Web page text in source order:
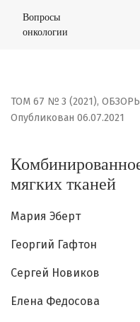
Комбинированное
Вопросы
онкологии
ТОМ 67 № 3 (2021),
мягких тканей
Опубликован 06.07.2021
Мария Эберт
Георгий Гафтон
Сергей Новиков
Елена Федосова